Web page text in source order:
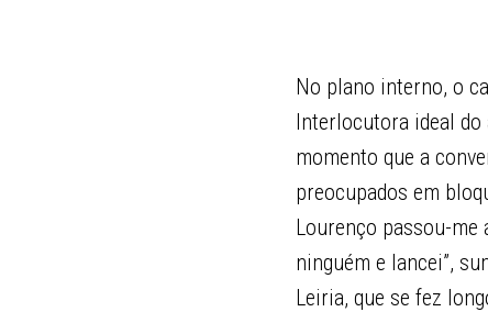
No plano interno, o
Interlocutora ideal do
momento que a
preocupados em
Lourenço passou-me
ninguém e lancei”,
Leiria, que se fez